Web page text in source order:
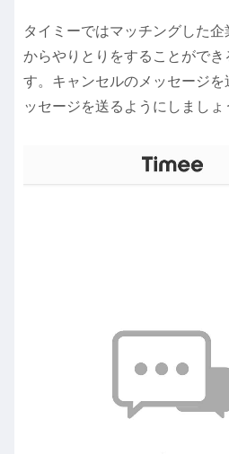
タイミーではマッチングした
からやりとりをすることができ
す。キャンセルのメッセージを
ッセージを送るようにしましょ